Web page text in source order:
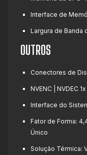
Interface de
Largura de Banda
OUTROS
Conectores de
NVENC | NVDEC
Interface do
Fator de Forma:
Único
Solução Térmica: